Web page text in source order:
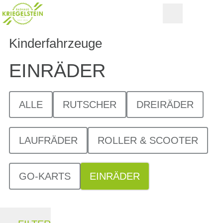
Kinderfahrzeuge
EINRÄDER
ALLE RUTSCHER DREIRÄDER
LAUFRÄDER ROLLER & SCOOTER
GO-KARTS EINRÄDER